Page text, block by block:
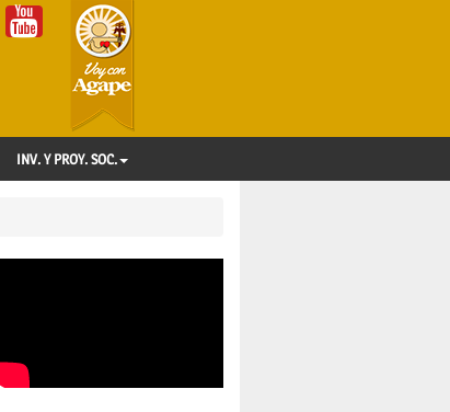
INV. Y PROY. SOC.